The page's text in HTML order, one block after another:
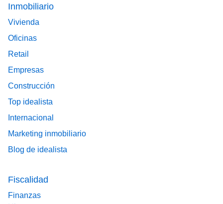
Inmobiliario
Vivienda
Oficinas
Retail
Empresas
Construcción
Top idealista
Internacional
Marketing inmobiliario
Blog de idealista
Fiscalidad
Finanzas